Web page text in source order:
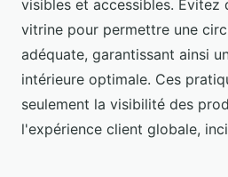
visibles et accessibles. Évitez
vitrine pour permettre une
adéquate, garantissant ainsi
intérieure optimale. Ces
seulement la visibilité des
l'expérience client globale,